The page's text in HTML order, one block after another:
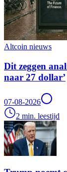
Altcoin nieuws
Dit zeggen
naar 27 dollar’
07-08-2026
2 min. leestijd